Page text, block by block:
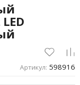
Артикул: 598916